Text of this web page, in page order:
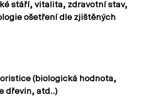
stáří, vitalita, zdravotní stav,
ošetření dle zjištěných
(biologická hodnota,
dřevin, atd..)